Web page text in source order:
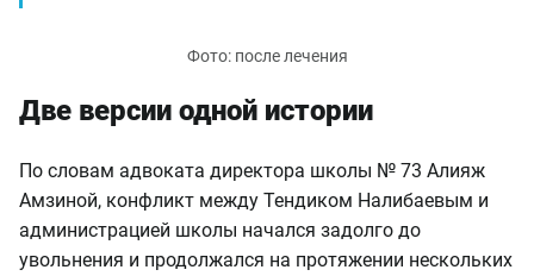
Две версии одной истории
По словам адвоката директора школы № 73 Алияж
Амзиной, конфликт между Тендиком Налибаевым и
администрацией школы начался задолго до
увольнения и продолжался на протяжении нескольких